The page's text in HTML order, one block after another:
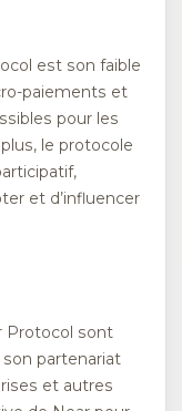
est son faible
paiements et
pour les
le protocole
et d’influencer
Protocol sont
partenariat
et autres